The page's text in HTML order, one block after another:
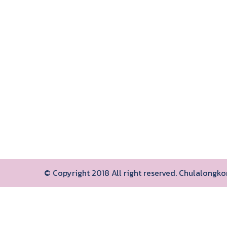
© Copyright 2018 All right reserved.